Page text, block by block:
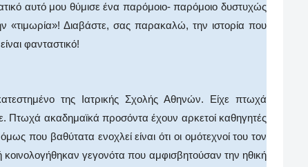
αυτό μου θύμισε ένα παρόμοιο- παρόμοιο δυστυχώς
Διαβάστε, σας παρακαλώ, την ιστορία που
φανταστικό!
της Ιατρικής Σχολής Αθηνών. Είχε πτωχά
Πτωχά ακαδημαϊκά προσόντα έχουν αρκετοί καθηγητές
που βαθύτατα ενοχλεί είναι ότι οι ομότεχνοί του τον
γεγονότα που αμφισβητούσαν την ηθική